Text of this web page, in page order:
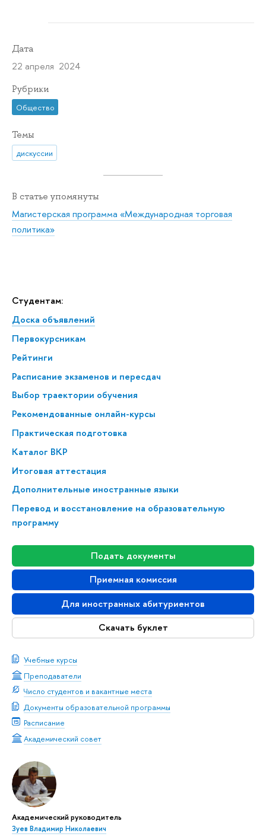
Студентам:
Доска объявлений
Первокурсникам
Рейтинги
Расписание экзаменов и пересдач
Выбор траектории обучения
Рекомендованные онлайн-курсы
Практическая подготовка
Каталог ВКР
Итоговая аттестация
Дополнительные иностранные языки
Перевод и восстановление на образовательную
программу
Подать документы
Приемная комиссия
Для иностранных абитуриентов
Скачать буклет
Учебные курсы
Преподаватели
Число студентов и вакантные места
Документы образовательной программы
Расписание
Академический совет
Академический руководитель
Зуев Владимир Николаевич
Дата
22 апреля 2024
Рубрики
Общество
Темы
дискуссии
В статье упомянуты
Магистерская программа «Международная торговая
политика»